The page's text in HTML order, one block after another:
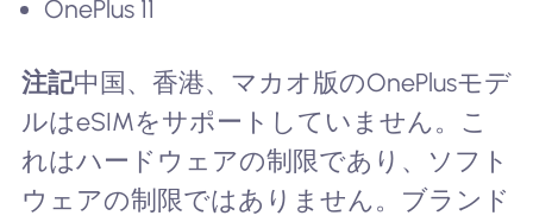
OnePlus 11
注記中国、香港、マカオ版のOnePlusモデ
ルはeSIMをサポートしていません。こ
れはハードウェアの制限であり、ソフト
ウェアの制限ではありません。ブランド